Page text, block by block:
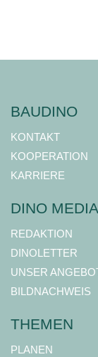
BAUDINO
KONTAKT
KOOPERATION
KARRIERE
DINO MEDIA
REDAKTION
DINOLETTER
UNSER
BILDNACHWEIS
THEMEN
PLANEN